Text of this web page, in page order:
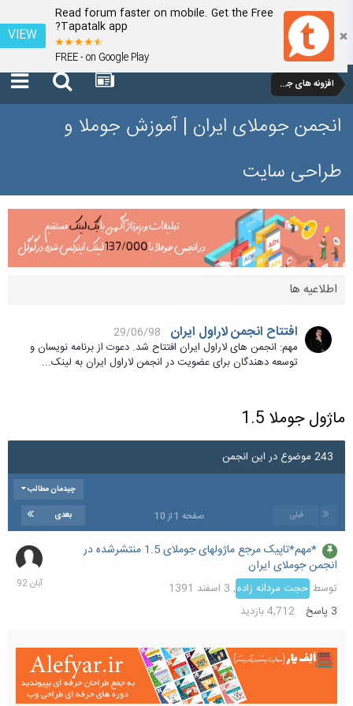
Read forum faster on mobile. Get the Free
Tapatalk app?
FREE - on Google Play
VIEW
افزونه های جوملا 1.5
انجمن جوملای ایران | آموزش جوملا و
طراحی سایت
اطلاعیه ها
افتتاح انجمن لاراول ایران
29/06/98
مهم: انجمن های لاراول ایران افتتاح شد. دعوت از برنامه نویسان و
توسعه دهندگان برای عضویت در انجمن لاراول ایران به لینک...
ماژول جوملا 1.5
243 موضوع در این انجمن
چیدمان مطالب
قبلی بعدی صفحه 1 از 10
*مهم*تاپیک مرجع ماژولهای جوملای 1.5 منتشرشده در
انجمن جوملای ایران
توسطحجت مردانه زاده,3 اسفند 1391
پاسخ 4,712بازدید
5
آبان